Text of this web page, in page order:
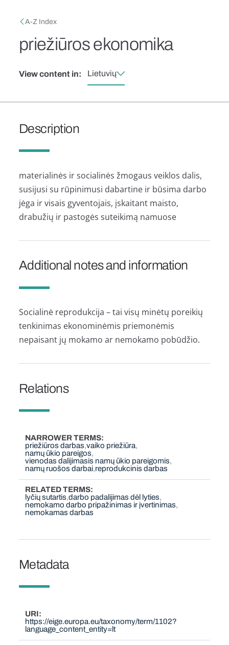
Breadcrumb
A-Z Index
priežiūros ekonomika
View content in: Lietuvių
Description
materialinės ir socialinės žmogaus veiklos dalis,
susijusi su rūpinimusi dabartine ir būsima darbo
jėga ir visais gyventojais, įskaitant maisto,
drabužių ir pastogės suteikimą namuose
Additional notes and information
Socialinė reprodukcija – tai visų minėtų poreikių
tenkinimas ekonominėmis priemonėmis
nepaisant jų mokamo ar nemokamo pobūdžio.
Relations
NARROWER TERMS
priežiūros darbas vaiko priežiūra
namų ūkio pareigos
vienodas dalijimasis namų ūkio pareigomis
namų ruošos darbai reprodukcinis darbas
RELATED TERMS
lyčių sutartis darbo padalijimas dėl lyties
nemokamo darbo pripažinimas ir įvertinimas
nemokamas darbas
Metadata
URI
https://eige.europa.eu/taxonomy/term/1102?
language_content_entity=lt